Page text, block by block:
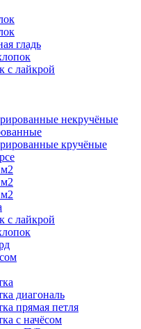
гладь
с лайкрой
некручёные
кручёные
с лайкрой
диагональ
прямая петля
с начёсом